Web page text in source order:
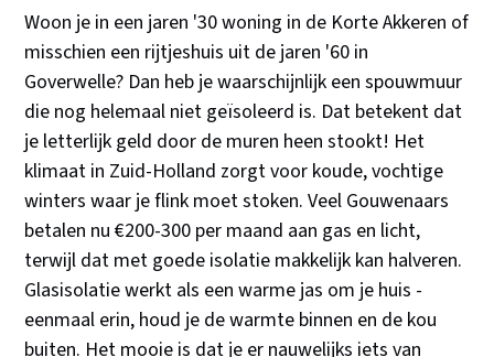
Woon je in een jaren '30 woning in de Korte Akkeren of
misschien een rijtjeshuis uit de jaren '60 in
Goverwelle? Dan heb je waarschijnlijk een spouwmuur
die nog helemaal niet geïsoleerd is. Dat betekent dat
je letterlijk geld door de muren heen stookt! Het
klimaat in Zuid-Holland zorgt voor koude, vochtige
winters waar je flink moet stoken. Veel Gouwenaars
betalen nu €200-300 per maand aan gas en licht,
terwijl dat met goede isolatie makkelijk kan halveren.
Glasisolatie werkt als een warme jas om je huis -
eenmaal erin, houd je de warmte binnen en de kou
buiten. Het mooie is dat je er nauwelijks iets van